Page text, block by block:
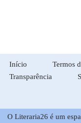
Início Termos
Transparência
O Literaria26 é um